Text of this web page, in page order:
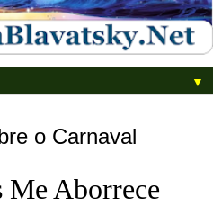
▼
o Carnaval
Me Aborrece